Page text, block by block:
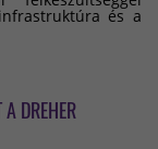
és a
DREHER